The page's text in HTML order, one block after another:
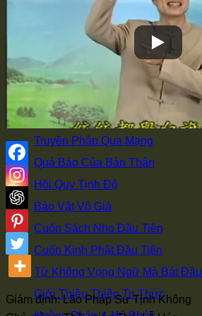
Đi học ở Từ Đường
Có Duyên Với Phật
Vì Sao Xuất Gia
Bí Quyết Giảng Kinh
Học Tập Sư Thừa
Đồng Tham Đạo Hữu
Truyền Pháp Qua Mạng
Quả Báo Của Bản Thân
Hồi Quy Tịnh Độ
Bảo Vật Vô Giá
Cuốn Sách Nho Đầu Tiên
Cuốn Kinh Phật Đầu Tiên
Từ Không Vọng Ngữ Mà Bắt Đầu
Giới Thiệu Thiện Tri Thức
Giám định: Lão Pháp Sư Tịnh Không